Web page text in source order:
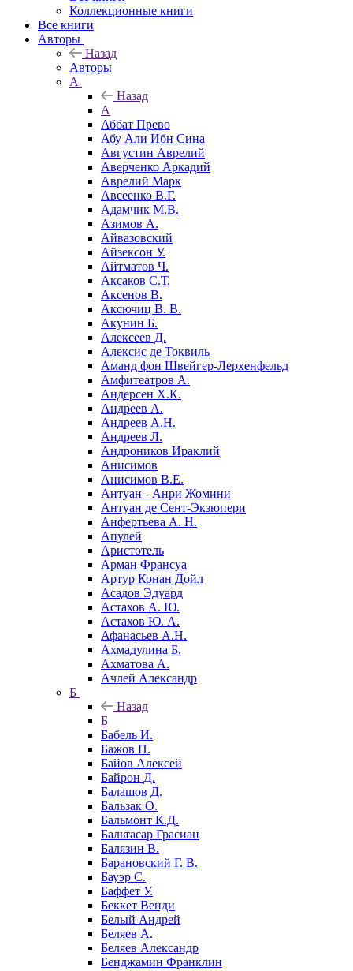
Коллекционные книги
Все книги
Авторы
Назад
Авторы
А
Назад
А
Аббат Прево
Абу Али Ибн Сина
Августин Аврелий
Аверченко Аркадий
Аврелий Марк
Авсеенко В.Г.
Адамчик М.В.
Азимов А.
Айвазовский
Айзексон У.
Айтматов Ч.
Аксаков С.Т.
Аксенов В.
Аксючиц В. В.
Акунин Б.
Алексеев Д.
Алексис де Токвиль
Аманд фон Швейгер-Лерхенфельд
Амфитеатров А.
Андерсен Х.К.
Андреев А.
Андреев А.Н.
Андреев Л.
Андроников Ираклий
Анисимов
Анисимов В.Е.
Антуан - Анри Жомини
Антуан де Сент-Экзюпери
Анфертьева А. Н.
Апулей
Аристотель
Арман Франсуа
Артур Конан Дойл
Асадов Эдуард
Астахов А. Ю.
Астахов Ю. А.
Афанасьев А.Н.
Ахмадулина Б.
Ахматова А.
Ачлей Александр
Б
Назад
Б
Бабель И.
Бажов П.
Байов Алексей
Байрон Д.
Балашов Д.
Бальзак О.
Бальмонт К.Д.
Бальтасар Грасиан
Балязин В.
Барановский Г. В.
Бауэр С.
Баффет У.
Беккет Венди
Белый Андрей
Беляев А.
Беляев Александр
Бенджамин Франклин